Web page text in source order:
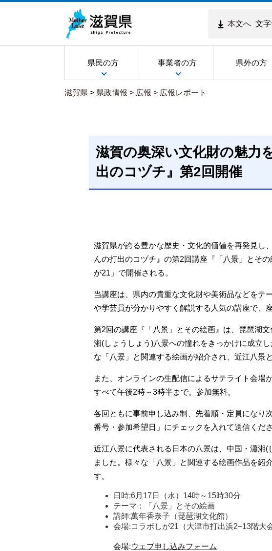
本文へ 文
県民の方 事業者の方 県外の方
滋賀県 > 県政情報 > 広報 > 広報レポート
滋賀の奥深い文化財の魅力
出のコヅチ』第2回開催
滋賀県が誇る豊かな歴史・文化的価値を再発見し
んの打出のコヅチ』の第2回講座『「八景」とそ
が21」で開催される。
当講座は、県内の貴重な文化財や美術品などをテ
や学芸員が分かりやすく解説する人気の講座で、
第2回の講座『「八景」とその絵画』は、琵琶湖
湘(しょうしょう)八景への憧れをきっかけに成立
な「八景」と関連する絵画が紹介され、近江八景
また、オンラインの生配信によるサテライト会場
すべて午後2時～3時半まで。参加無料。
各回ともに事前申し込み制、先着順・定員になり
番号・参加希望日」にチェックを入れて送信くださ
近江八景に代表される日本の八景は、中国・瀟湘
ました。様々な「八景」と関連する絵画作品を紹
す。
日時:6月17日（水）14時～15時30分
テーマ：「八景」とその絵画
講師:萬年香奈子（琵琶湖文化館）
会場:コラボしが21（大津市打出浜2−13階大
会場:ウェブ申し込みフォーム